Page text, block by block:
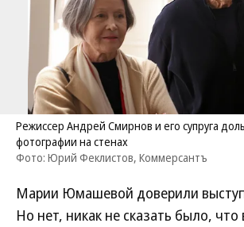
Режиссер Андрей Смирнов и его супруга
фотографии на стенах
Фото: Юрий Феклистов, Коммерсантъ
Марии Юмашевой доверили
Но нет, никак не сказать было, что